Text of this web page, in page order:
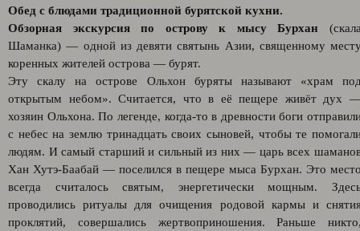
Обед с блюдами традиционной бурятской кухни.
Обзорная экскурсия по острову к мысу Бурхан
Шаманка) — одной из девяти святынь Азии, священному
коренных жителей острова — бурят.
Эту скалу на острове Ольхон буряты называют «храм
открытым небом». Считается, что в её пещере живёт дух
хозяин Ольхона. По легенде, когда-то в древности боги
с небес на землю тринадцать своих сыновей, чтобы те
людям. И самый старший и сильный из них — царь всех
Хан Хутэ-Баабай — поселился в пещере мыса Бурхан. Это
всегда считалось святым, энергетически мощным.
проводились ритуалы для очищения родовой кармы и
проклятий, совершались жертвоприношения. Раньше